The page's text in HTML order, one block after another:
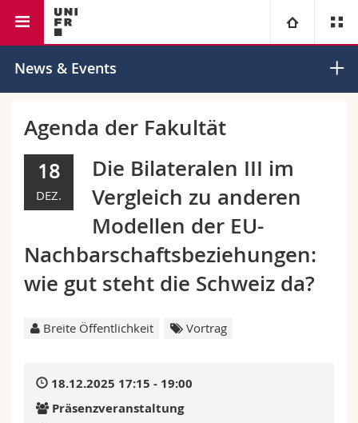
Universität
Campus
Forschung
Weiterbildung
Theologische Fak.
Rechtswissenschaftliche Fak.
Philosophische Fak.
Fak. für Erziehungs- und Bildungswissenschaften
Interfakultär
Informationen für
Studieninteressierte
Medien
Forschende
Doktorierende
Ressourcen
Ortsplan
Bibliotheken
Vorlesungsverzeichnis
News & Events
Agenda der Fakultät
18
DEZ.
Die Bilateralen III im
Vergleich zu anderen
Modellen der EU-
Nachbarschaftsbeziehungen:
wie gut steht die Schweiz da?
Breite Öffentlichkeit Vortrag
18.12.2025 17:15 - 19:00
Präsenzveranstaltung